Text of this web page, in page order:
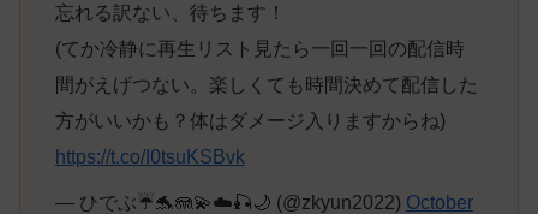
忘れる訳ない、待ちます！
(てか冷静に再生リスト見たら一回一回の配信時
間がえげつない。楽しくても時間決めて配信した
方がいいかも？体はダメージ入りますからね)
https://t.co/I0tsuKSBvk
— ひでぶ☔️🐬🪼💫☁️🎣🌙 (@zkyun2022) October